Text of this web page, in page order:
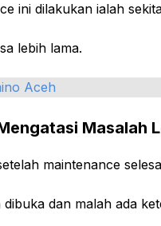
ini dilakukan ialah
lebih lama.
Aceh
Masalah
maintenance
dibuka dan malah ada